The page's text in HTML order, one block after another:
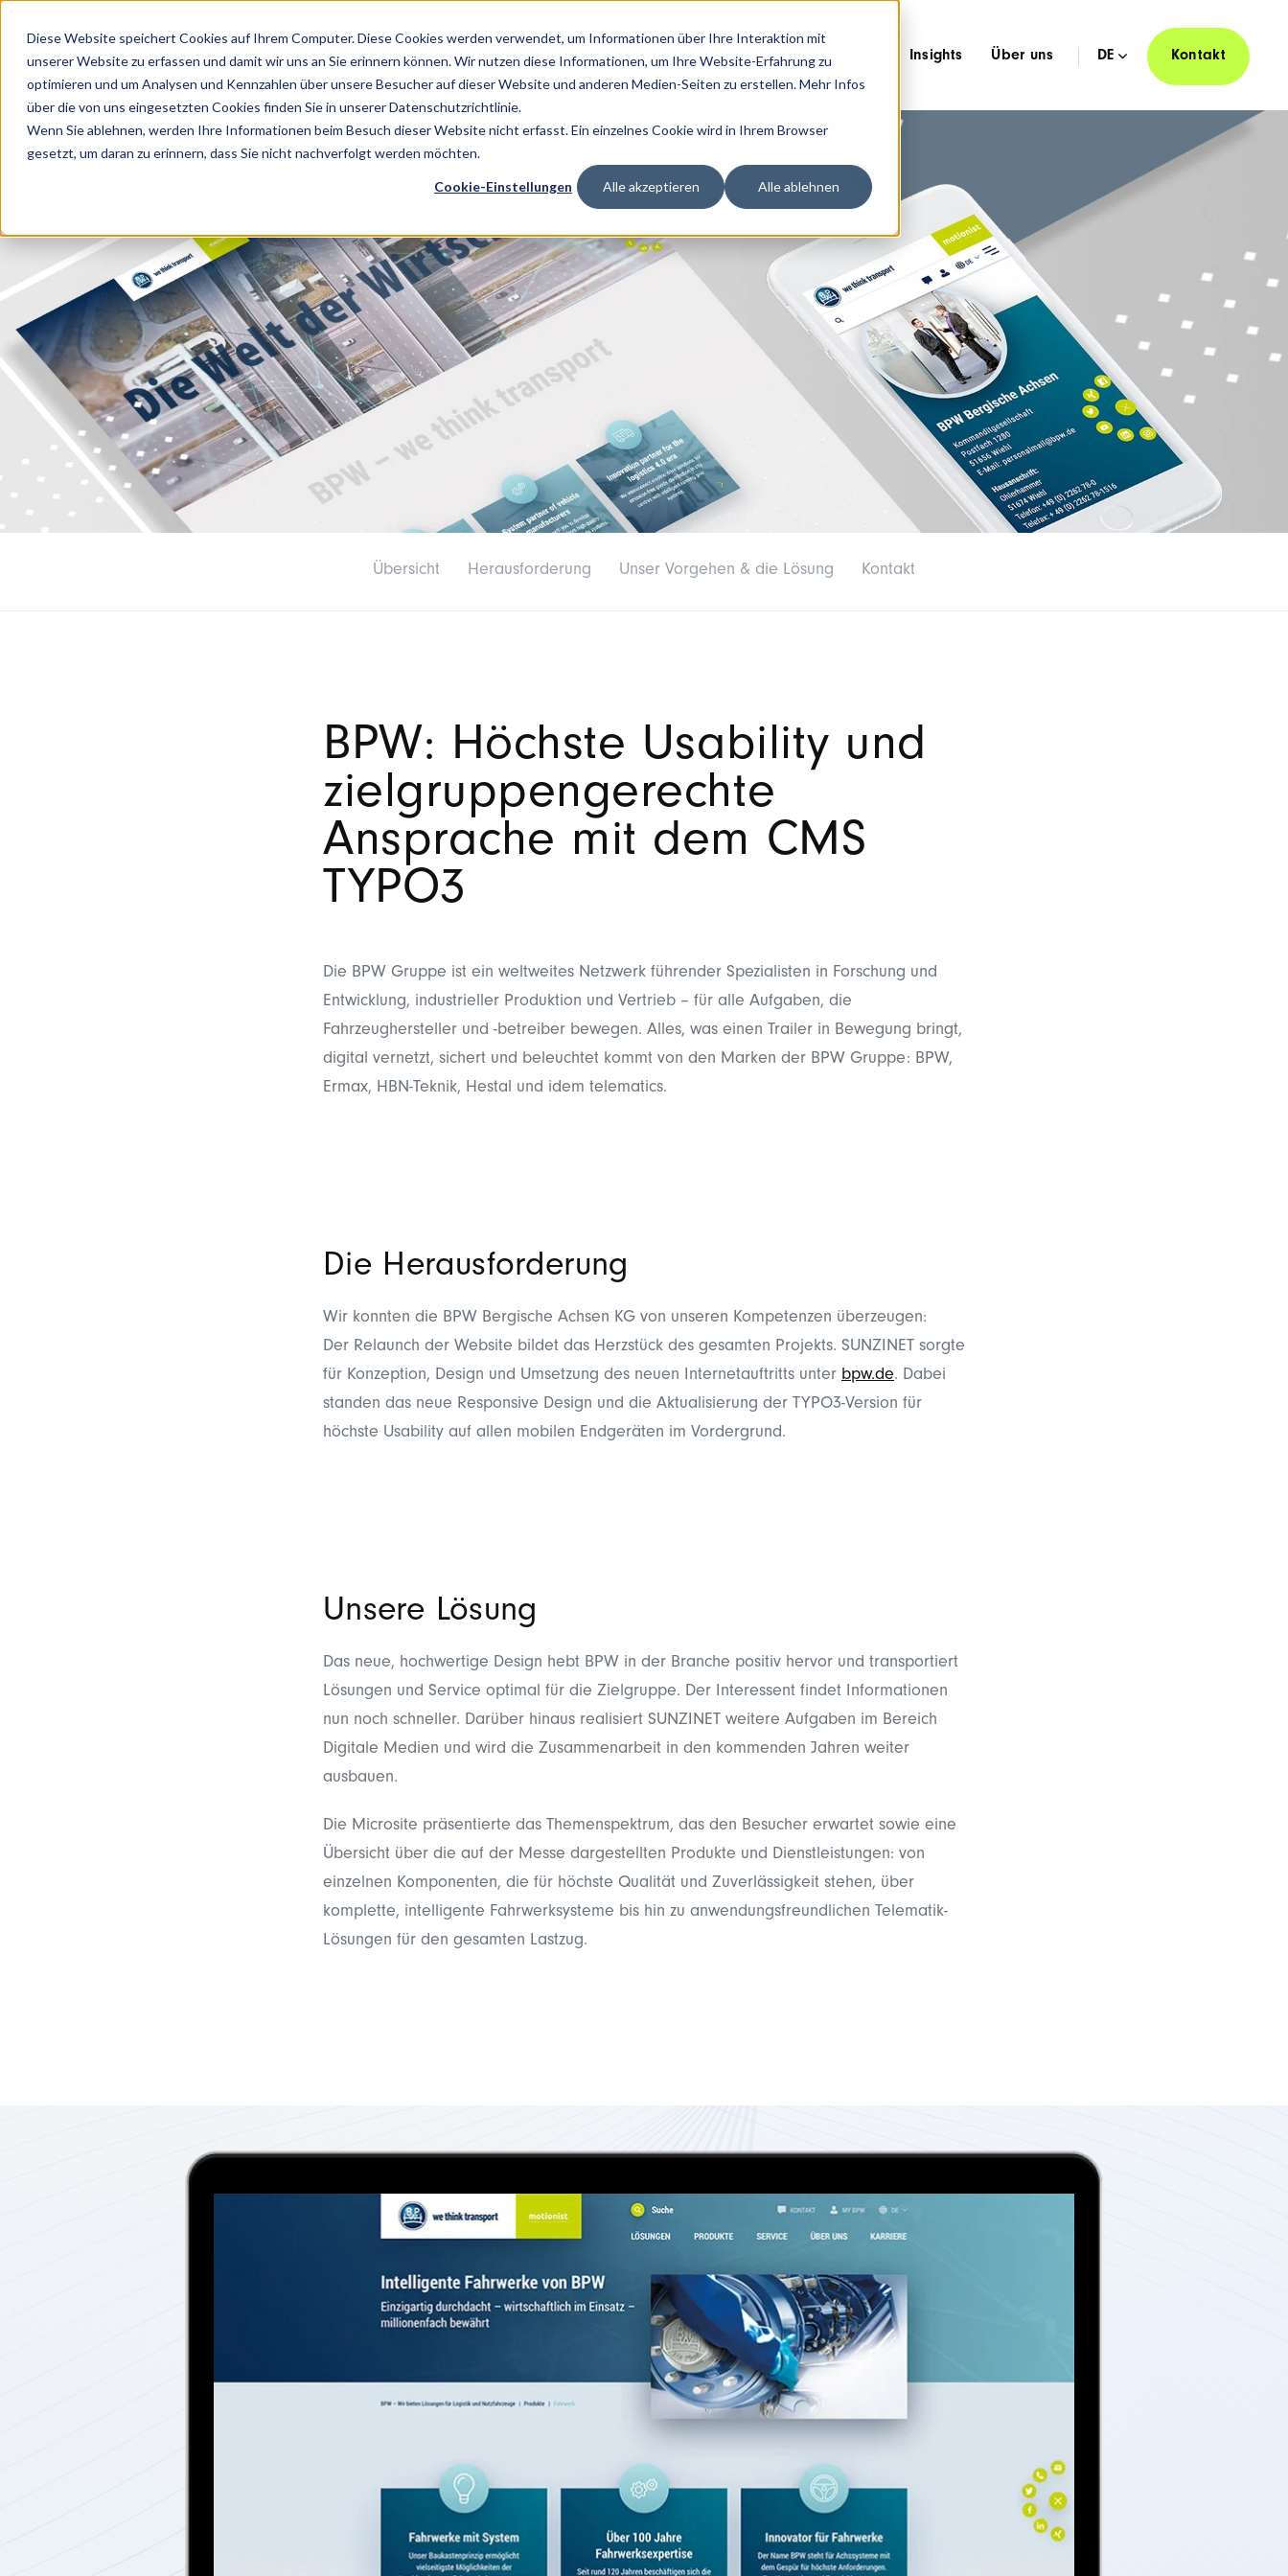
Diese Website speichert Cookies auf Ihrem Computer. Diese Cookies werden verwendet, um Informationen über Ihre Interaktion mit
unserer Website zu erfassen und damit wir uns an Sie erinnern können. Wir nutzen diese Informationen, um Ihre Website-Erfahrung zu
optimieren und um Analysen und Kennzahlen über unsere Besucher auf dieser Website und anderen Medien-Seiten zu erstellen. Mehr Infos
über die von uns eingesetzten Cookies finden Sie in unserer Datenschutzrichtlinie.
Wenn Sie ablehnen, werden Ihre Informationen beim Besuch dieser Website nicht erfasst. Ein einzelnes Cookie wird in Ihrem Browser
gesetzt, um daran zu erinnern, dass Sie nicht nachverfolgt werden möchten.
Cookie-Einstellungen Alle akzeptieren Alle ablehnen
Lösungen Services Technologien Kunden & Branchen Insights Über uns DE Kontakt
Übersicht Herausforderung Unser Vorgehen & die Lösung Kontakt
BPW: Höchste Usability und
zielgruppengerechte
Ansprache mit dem CMS
TYPO3
Die BPW Gruppe ist ein weltweites Netzwerk führender Spezialisten in Forschung und
Entwicklung, industrieller Produktion und Vertrieb – für alle Aufgaben, die
Fahrzeughersteller und -betreiber bewegen. Alles, was einen Trailer in Bewegung bringt,
digital vernetzt, sichert und beleuchtet kommt von den Marken der BPW Gruppe: BPW,
Ermax, HBN-Teknik, Hestal und idem telematics.
Die Herausforderung
Wir konnten die BPW Bergische Achsen KG von unseren Kompetenzen überzeugen:
Der Relaunch der Website bildet das Herzstück des gesamten Projekts. SUNZINET sorgte
für Konzeption, Design und Umsetzung des neuen Internetauftritts unter bpw.de. Dabei
standen das neue Responsive Design und die Aktualisierung der TYPO3-Version für
höchste Usability auf allen mobilen Endgeräten im Vordergrund.
Unsere Lösung
Das neue, hochwertige Design hebt BPW in der Branche positiv hervor und transportiert
Lösungen und Service optimal für die Zielgruppe. Der Interessent findet Informationen
nun noch schneller. Darüber hinaus realisiert SUNZINET weitere Aufgaben im Bereich
Digitale Medien und wird die Zusammenarbeit in den kommenden Jahren weiter
ausbauen.
Die Microsite präsentierte das Themenspektrum, das den Besucher erwartet sowie eine
Übersicht über die auf der Messe dargestellten Produkte und Dienstleistungen: von
einzelnen Komponenten, die für höchste Qualität und Zuverlässigkeit stehen, über
komplette, intelligente Fahrwerksysteme bis hin zu anwendungsfreundlichen Telematik-
Lösungen für den gesamten Lastzug.